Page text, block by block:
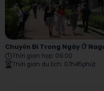
Thời gian họp: 09:00
Thời gian du lịch: 07h45phút